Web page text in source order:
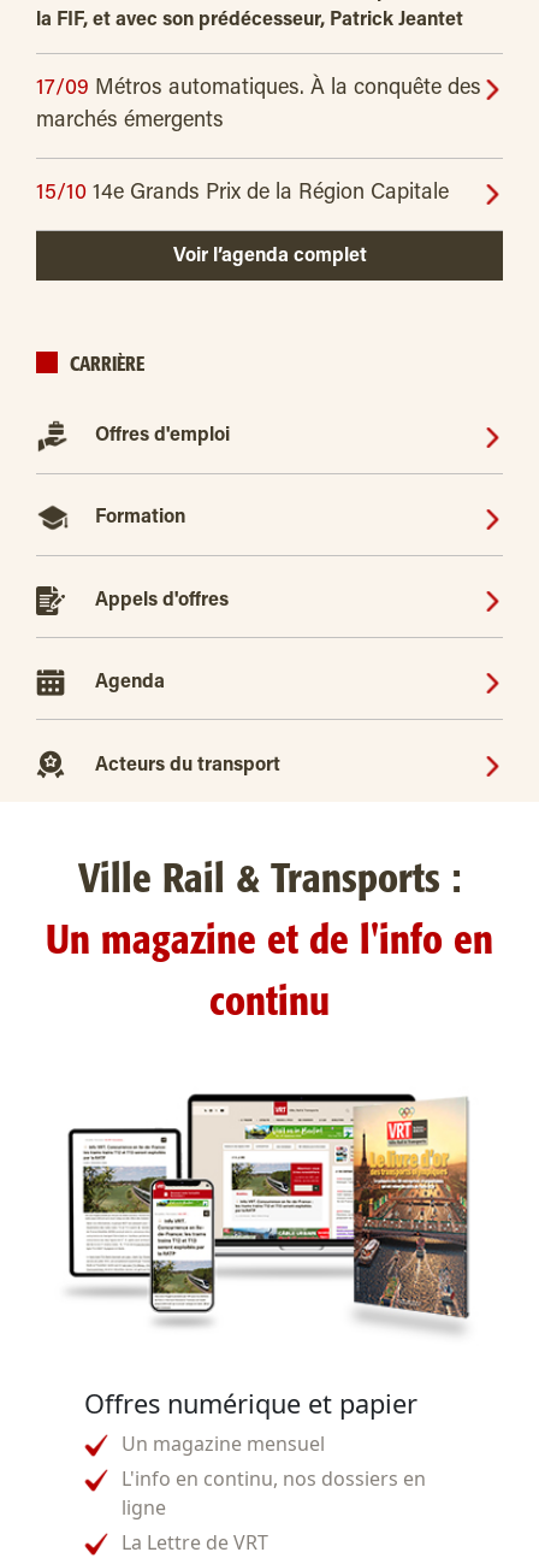
la FIF, et avec son prédécesseur, Patrick Jeantet
17/09 Métros automatiques. À la conquête des
marchés émergents
15/10 14e Grands Prix de la Région Capitale
Voir l’agenda complet
CARRIÈRE
Offres d'emploi
Formation
Appels d'offres
Agenda
Acteurs du transport
Ville Rail & Transports :
Un magazine et de l'info en
continu
Offres numérique et papier
Un magazine mensuel
L'info en continu, nos dossiers en
ligne
La Lettre de VRT